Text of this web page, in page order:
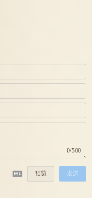
0/500
预览 发送